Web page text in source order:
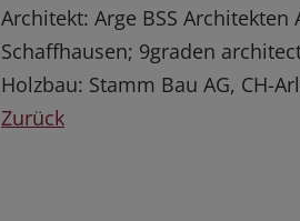
Architekt: Arge BSS Architekten
Schaffhausen; 9graden
Holzbau: Stamm Bau AG, CH-
Zurück